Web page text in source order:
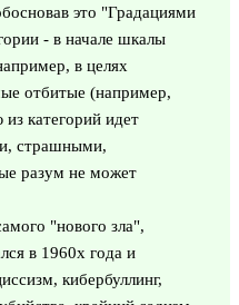
это "Градациями
- в начале шкалы
в целях
отбитые (например,
категорий идет
страшными,
разум не может
"нового зла",
в 1960х года и
кибербуллинг,